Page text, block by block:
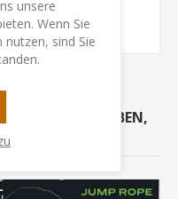
GEKAUFT HABEN,
unsere
Wenn Sie
sind Sie